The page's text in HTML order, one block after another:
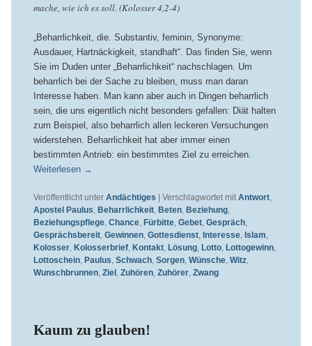
mache, wie ich es soll. (Kolosser 4,2-4)
„Beharrlichkeit, die. Substantiv, feminin, Synonyme:
Ausdauer, Hartnäckigkeit, standhaft“. Das finden Sie, wenn
Sie im Duden unter „Beharrlichkeit“ nachschlagen. Um
beharrlich bei der Sache zu bleiben, muss man daran
Interesse haben. Man kann aber auch in Dingen beharrlich
sein, die uns eigentlich nicht besonders gefallen: Diät halten
zum Beispiel, also beharrlich allen leckeren Versuchungen
widerstehen. Beharrlichkeit hat aber immer einen
bestimmten Antrieb: ein bestimmtes Ziel zu erreichen.
Weiterlesen →
Veröffentlicht unter Andächtiges | Verschlagwortet mit Antwort,
Apostel Paulus, Beharrlichkeit, Beten, Beziehung,
Beziehungspflege, Chance, Fürbitte, Gebet, Gespräch,
Gesprächsbereit, Gewinnen, Gottesdienst, Interesse, Islam,
Kolosser, Kolosserbrief, Kontakt, Lösung, Lotto, Lottogewinn,
Lottoschein, Paulus, Schwach, Sorgen, Wünsche, Witz,
Wunschbrunnen, Ziel, Zuhören, Zuhörer, Zwang
Kaum zu glauben!